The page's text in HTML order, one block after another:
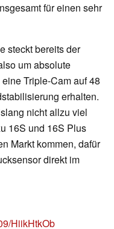
für einen sehr
steckt bereits der
um absolute
Triple-Cam auf 48
erhalten.
nicht allzu viel
16S und 16S Plus
Markt kommen, dafür
direkt im
HiikHtkOb